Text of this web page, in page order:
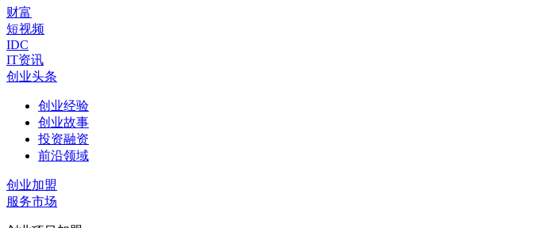
财富
短视频
IDC
IT资讯
创业头条
创业经验
创业故事
投资融资
前沿领域
创业加盟
服务市场